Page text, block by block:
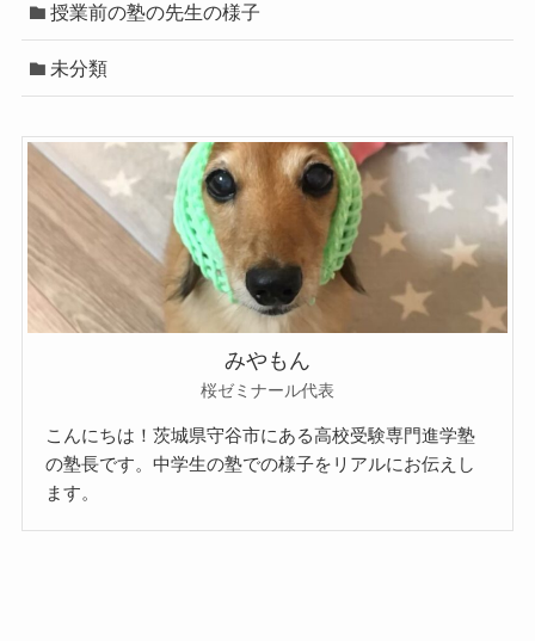
授業前の塾の先生の様子
未分類
みやもん
桜ゼミナール代表
こんにちは！茨城県守谷市にある高校受験専門進学塾
の塾長です。中学生の塾での様子をリアルにお伝えし
ます。